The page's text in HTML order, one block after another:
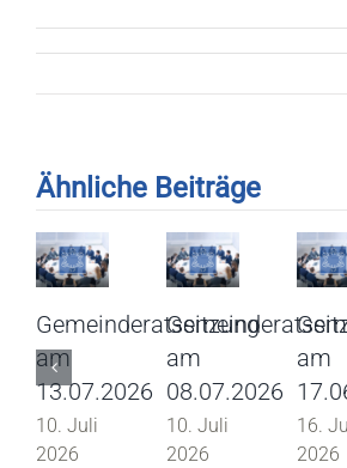
Ähnliche Beiträge
Gemeinderatssitzung
am
13.07.2026
10. Juli
2026
am
08.07.2026
10. Juli
2026
am
16.
2026